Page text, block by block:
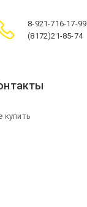
8-921-716-17-99
(8172)21-85-74
купить